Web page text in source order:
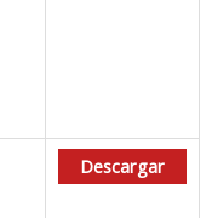
Descargar